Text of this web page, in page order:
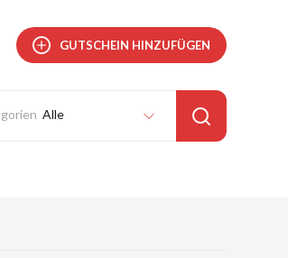
GUTSCHEIN HINZUFÜGEN
Alle